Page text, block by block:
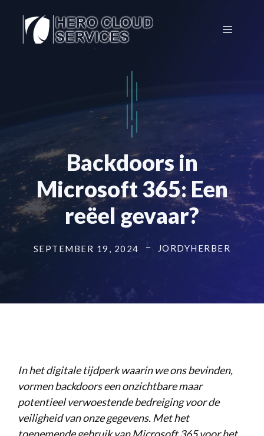
Menu
Backdoors in
Microsoft 365: Een
reëel gevaar?
SEPTEMBER 19, 2024 JORDYHERBER
In het ‌digitale tijdperk waarin we ons bevinden,
‍vormen backdoors een onzichtbare​ maar
potentieel verwoestende bedreiging voor​ de
veiligheid ‌van onze gegevens. Met het